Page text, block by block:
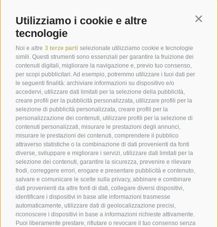
Utilizziamo i cookie e altre
tecnologie
Noi e altre 3 terze parti selezionate utilizziamo cookie e tecnologie
simili. Questi strumenti sono essenziali per garantire la fruizione dei
contenuti digitali, migliorare la navigazione e, previo tuo consenso,
per scopi pubblicitari. Ad esempio, potremmo utilizzare i tuoi dati per
le seguenti finalità: archiviare informazioni su dispositivo e/o
accedervi, utilizzare dati limitati per la selezione della pubblicità,
creare profili per la pubblicità personalizzata, utilizzare profili per la
selezione di pubblicità personalizzata, creare profili per la
personalizzazione dei contenuti, utilizzare profili per la selezione di
contenuti personalizzati, misurare le prestazioni degli annunci,
misurare le prestazioni dei contenuti, comprendere il pubblico
attraverso statistiche o la combinazione di dati provenienti da fonti
diverse, sviluppare e migliorare i servizi, utilizzare dati limitati per la
selezione dei contenuti, garantire la sicurezza, prevenire e rilevare
frodi, correggere errori, erogare e presentare pubblicità e contenuto,
salvare e comunicare le scelte sulla privacy, abbinare e combinare
dati provenienti da altre fonti di dati, collegare diversi dispositivi,
identificare i dispositivi in base alle informazioni trasmesse
automaticamente, utilizzare dati di geolocalizzazione precisi,
riconoscere i dispositivi in base a informazioni richieste attivamente.
Puoi liberamente prestare, rifiutare o revocare il tuo consenso senza